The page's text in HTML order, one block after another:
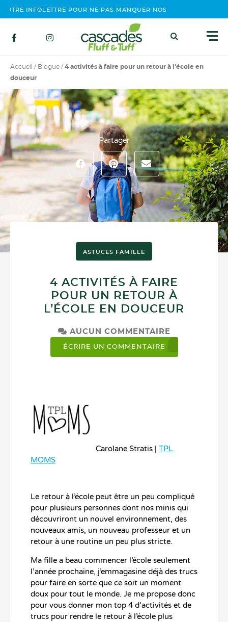
INFOLETTRE POUR NE PAS MANQUER NOS ÉVÉNEMENTS,
Accueil / Blogue / 4 activités à faire pour un retour à l’école en
douceur
Partager
ASTUCES FAMILLE
4 ACTIVITÉS À FAIRE
POUR UN RETOUR À
L’ÉCOLE EN DOUCEUR
AUCUN COMMENTAIRE
ÉCRIRE UN COMMENTAIRE
Carolane Stratis | TPL
MOMS
Le retour à l’école peut être un peu compliqué
pour plusieurs personnes dont nos minis qui
découvriront un nouvel environnement, des
nouveaux amis, un nouveau professeur et un
retour à une routine un peu plus stricte.
Ma fille a beau commencer l’école seulement
l’année prochaine, j’emmagasine déjà des trucs
pour faire en sorte que ce soit un moment
doux pour tout le monde. Je me propose donc
pour vous donner mon top 4 d’activités et de
trucs pour rendre le retour à l’école plus